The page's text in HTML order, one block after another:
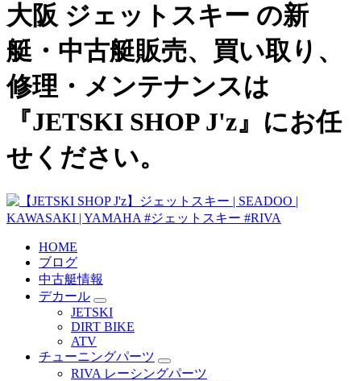
大阪 ジェットスキー の新
艇・中古艇販売、買い取り、
修理・メンテナンスは
『JETSKI SHOP J'z』にお任
せください。
HOME
ブログ
中古艇情報
デカール
JETSKI
DIRT BIKE
ATV
チューニングパーツ
RIVA レーシングパーツ